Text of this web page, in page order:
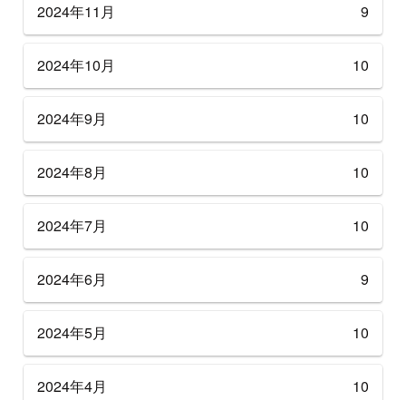
2024年11月 9
2024年10月 10
2024年9月 10
2024年8月 10
2024年7月 10
2024年6月 9
2024年5月 10
2024年4月 10